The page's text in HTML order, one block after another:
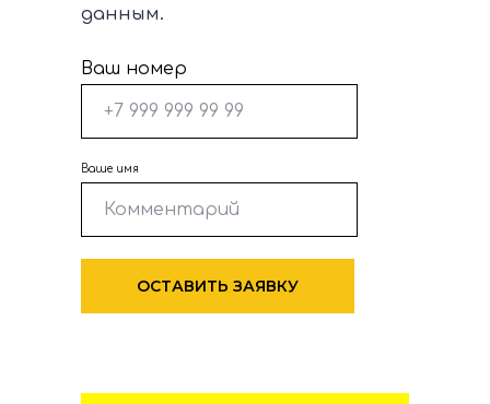
данным.
Ваш номер
Ваше имя
ОСТАВИТЬ ЗАЯВКУ